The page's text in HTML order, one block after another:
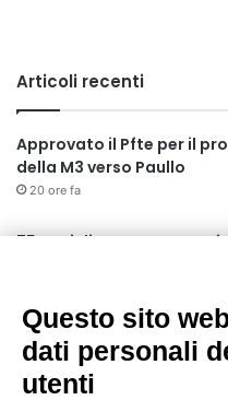
Articoli recenti
Approvato il Pfte per il
della M3 verso Paullo
20 ore fa
75 anni di INFN. La
20 ore fa
Milano Aiuta Estate,
assistenza attivate
22 ore fa
Questo sito
dati personali
utenti